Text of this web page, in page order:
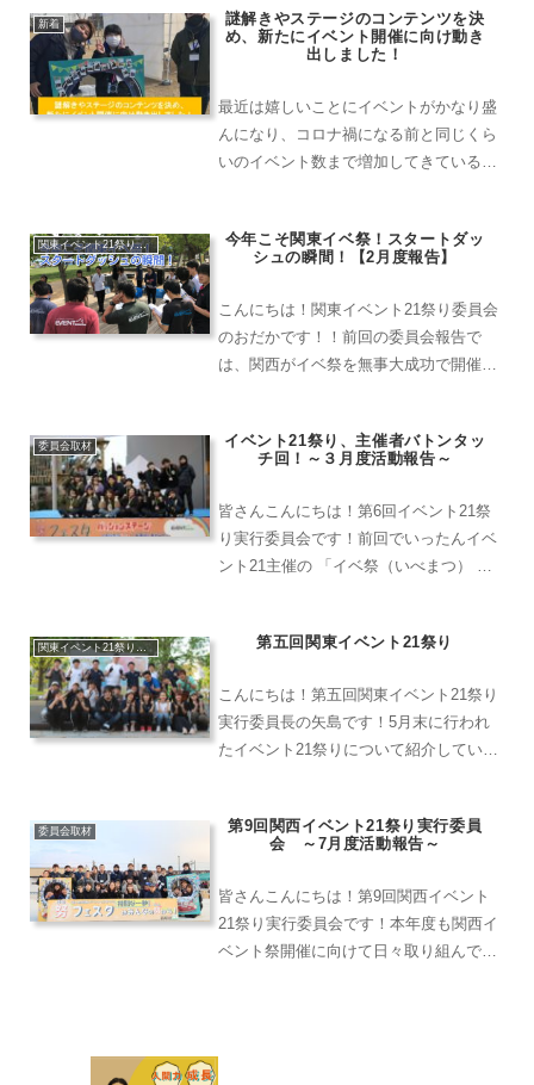
東イベント21祭りを楽しみにしていただ
新着
謎解きやステージのコンテンツを決
め、新たにイベント開催に向け動き
出しました！
最近は嬉しいことにイベントがかなり盛
んになり、コロナ禍になる前と同じくら
いのイベント数まで増加してきているみ
ちゃくちゃ心配でしたが、それも今はど
ら今まで以上にイベントが盛んになるこ
とを願っています。
関東イベント21祭り実行委員会
今年こそ関東イベ祭！スタートダッ
シュの瞬間！【2月度報告】
こんにちは！関東イベント21祭り委員会
のおだかです！！前回の委員会報告で
は、関西がイベ祭を無事大成功で開催さ
振り返ってみました。昨年から今年へ繋
委員会取材
イベント21祭り、主催者バトンタッ
チ回！～３月度活動報告～
皆さんこんにちは！第6回イベント21祭
り実行委員会です！前回でいったんイベ
ント21主催の 「イベ祭（いべまつ） 」
に行われた主催者バトンタッチにスポッ
関東イベント21祭り実行委員会 第五回関東イベント21祭り
こんにちは！第五回関東イベント21祭り
実行委員長の矢島です！5月末に行われ
たイベント21祭りについて紹介していく
するよこんちは！施工部の渡辺です。こ
委員会取材
第9回関西イベント21祭り実行委員
会 ～7月度活動報告～
皆さんこんにちは！第9回関西イベント
21祭り実行委員会です！本年度も関西イ
ベント祭開催に向けて日々取り組んでお